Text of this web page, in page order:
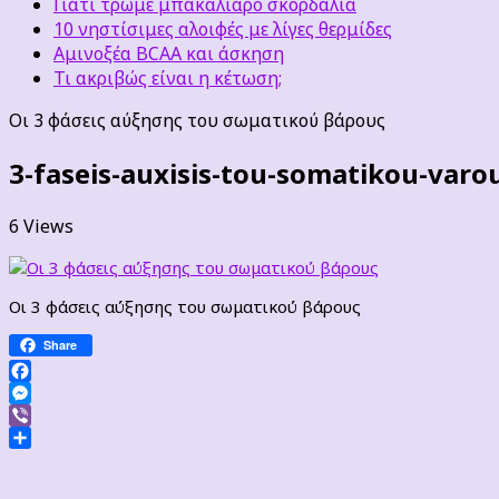
10 νηστίσιμες αλοιφές με λίγες θερμίδες
Αμινοξέα BCAA και άσκηση
Τι ακριβώς είναι η κέτωση;
Οι 3 φάσεις αύξησης του σωματικού βάρους
3-faseis-auxisis-tou-somatikou-
6 Views
Οι 3 φάσεις αύξησης του σωματικού βάρους
Share
Facebook
Messenger
Viber